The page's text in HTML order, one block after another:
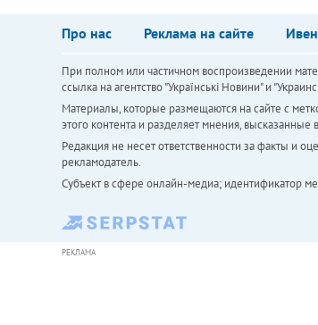
Про нас Реклама на сайте
При полном или частичном воспроизведении
ссылка на агентство "Українськi Новини" и
Материалы, которые размещаются на сайте с
этого контента и разделяет мнения, высказанные
Редакция не несет ответственности за факты и
рекламодатель.
Субъект в сфере онлайн-медиа; идентификатор
РЕКЛАМА